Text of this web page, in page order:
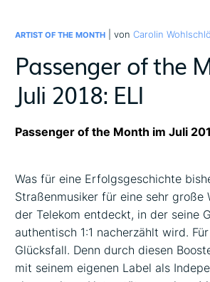
ARTIST OF THE MONTH | vonCarolin
Passenger of the
Juli 2018: ELI
Passenger of the Month im Juli
Was für eine Erfolgsgeschichte
Straßenmusiker für eine sehr große
der Telekom entdeckt, in der seine
authentisch 1:1 nacherzählt wird.
Glücksfall. Denn durch diesen
mit seinem eigenen Label als